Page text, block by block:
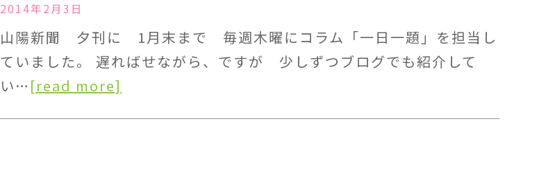
2014年2月3日
山陽新聞 夕刊に 1月末まで 毎週木曜にコラム「一日一題」を担当し
ていました。 遅ればせながら、ですが 少しずつブログでも紹介して
い… [read more]